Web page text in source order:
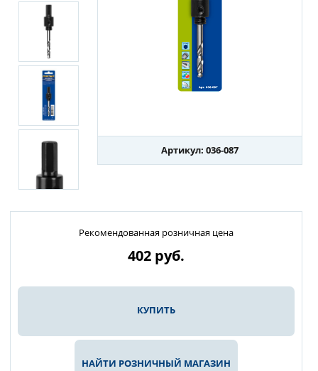
Артикул: 036-087
Рекомендованная розничная цена
402 руб.
КУПИТЬ
НАЙТИ РОЗНИЧНЫЙ МАГАЗИН